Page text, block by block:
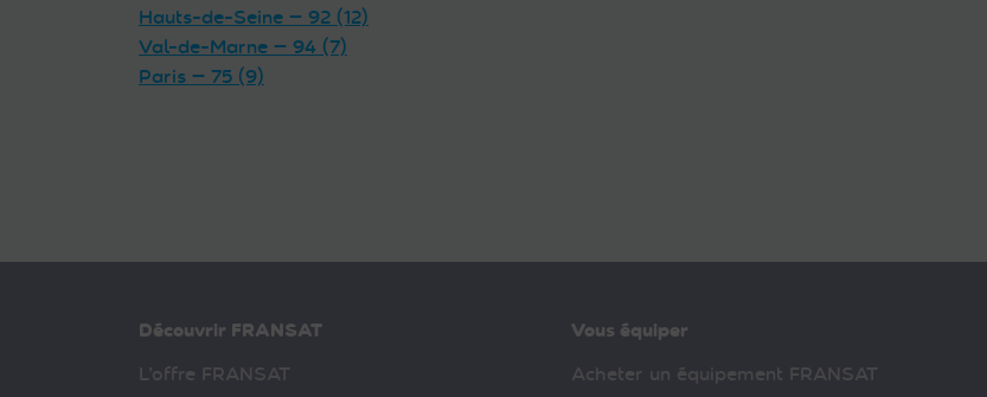
Hauts-de-Seine — 92 (12)
Val-de-Marne — 94 (7)
Paris — 75 (9)
Découvrir FRANSAT
L’offre FRANSAT
Vous équiper
Acheter un équipement FRANSAT